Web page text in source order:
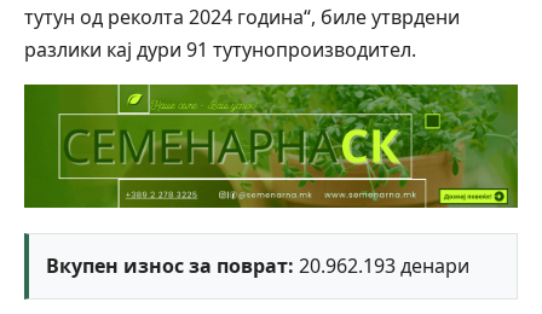
тутун од реколта 2024 година“, биле утврдени
разлики кај дури 91 тутунопроизводител.
Вкупен износ за поврат: 20.962.193 денари